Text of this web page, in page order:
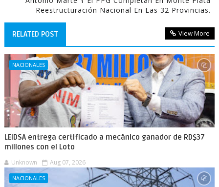
Reestructuración Nacional En Las 32 Provincias.
RELATED POST View More
NACIONALES
LEIDSA entrega certificado a mecánico ganador de RD$37
millones con el Loto
Unknown Aug 07, 2026
NACIONALES